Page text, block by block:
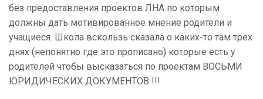
без предоставления проектов ЛНА по которым
должны дать мотивированное мнение родители и
учащиеся. Школа вскользь сказала о каких-то там трех
днях (непонятно где это прописано) которые есть у
родителей чтобы высказаться по проектам ВОСЬМИ
ЮРИДИЧЕСКИХ ДОКУМЕНТОВ !!!